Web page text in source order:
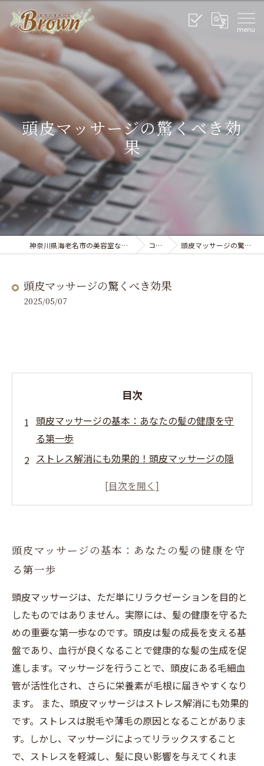
頭皮マッサージの驚くべき効
果
神奈川県海老名市の美容室なら美容室Brown コラム 頭皮マッサージの驚くべき効果
頭皮マッサージの驚くべき効果
2025/05/07
目次
頭皮マッサージの基本：あなたの髪の健康を守
る第一歩
ストレス解消にも効果的！頭皮マッサージの隠
自宅でできる簡単頭皮マッサージの方法
ス
今日から始める！頭皮マッサージで美髪を手に
入れよう
頭皮マッサージの基本：あなたの髪の健康を守
る第一歩
頭皮マッサージは、ただ単にリラクゼーションを目的と
したものではありません。実際には、髪の健康を守るた
めの重要な第一歩なのです。頭皮は髪の成長を支える基
盤であり、血行が良くなることで健康的な髪の生成を促
進します。マッサージを行うことで、頭皮にある毛細血
管が活性化され、さらに栄養素が毛根に届きやすくなり
ます。 また、頭皮マッサージはストレス解消にも効果的
です。ストレスは脱毛や薄毛の原因となることがありま
す。しかし、マッサージによってリラックスすること
で、ストレスを軽減し、髪に良い影響を与えてくれま